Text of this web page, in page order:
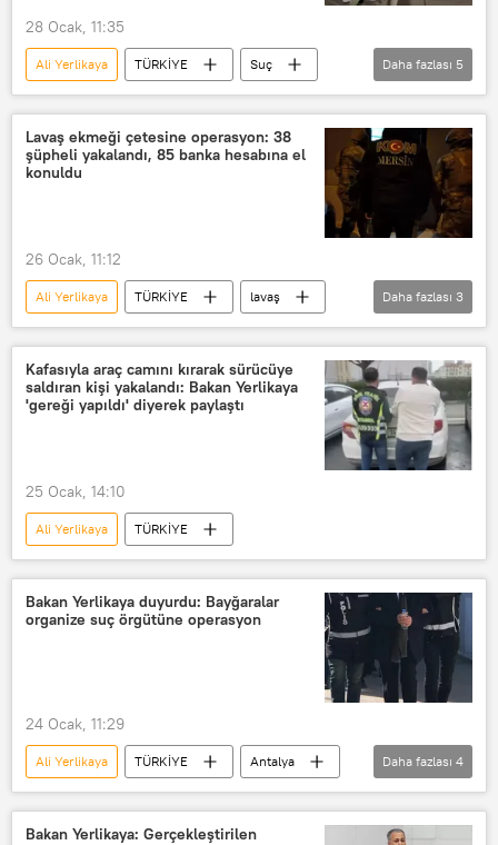
28 Ocak, 11:35
Ali Yerlikaya TÜRKİYE
Suç
suç örgütü
Gürcistan
Almanya
Ermenistan
Çirkinler
Daha fazlası 5
Lavaş ekmeği çetesine operasyon: 38
şüpheli yakalandı, 85 banka hesabına el
konuldu
26 Ocak, 11:12
Ali Yerlikaya TÜRKİYE
lavaş
Çete
Operasyon Mersin
Daha fazlası 3
Kafasıyla araç camını kırarak sürücüye
saldıran kişi yakalandı: Bakan Yerlikaya
'gereği yapıldı' diyerek paylaştı
25 Ocak, 14:10
Ali Yerlikaya TÜRKİYE
Bakan Yerlikaya duyurdu: Bayğaralar
organize suç örgütüne operasyon
24 Ocak, 11:29
Ali Yerlikaya TÜRKİYE
Antalya
Antalya Emniyet Müdürlüğü
Polis
Polis baskını
Bayğaralar suç örgütü
Daha fazlası 4
Bakan Yerlikaya: Gerçekleştirilen